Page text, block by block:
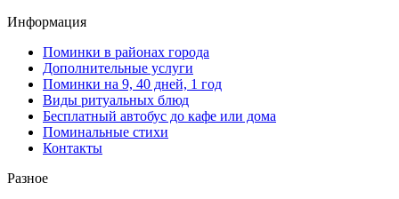
Информация
Поминки в районах города
Дополнительные услуги
Поминки на 9, 40 дней, 1 год
Виды ритуальных блюд
Бесплатный автобус до кафе или дома
Поминальные стихи
Контакты
Разное